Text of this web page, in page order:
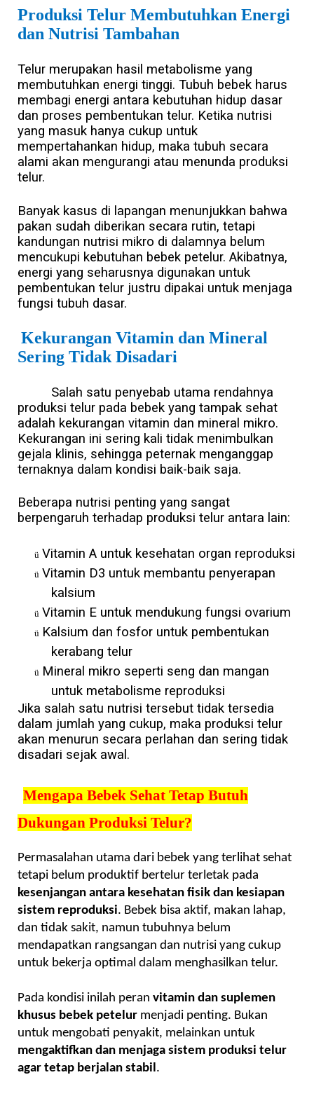
Produksi Telur Membutuhkan Energi
dan Nutrisi Tambahan
Telur merupakan hasil metabolisme yang
membutuhkan energi tinggi. Tubuh bebek harus
membagi energi antara kebutuhan hidup dasar
dan proses pembentukan telur. Ketika nutrisi
yang masuk hanya cukup untuk
mempertahankan hidup, maka tubuh secara
alami akan mengurangi atau menunda produksi
telur.
Banyak kasus di lapangan menunjukkan bahwa
pakan sudah diberikan secara rutin, tetapi
kandungan nutrisi mikro di dalamnya belum
mencukupi kebutuhan bebek petelur. Akibatnya,
energi yang seharusnya digunakan untuk
pembentukan telur justru dipakai untuk menjaga
fungsi tubuh dasar.
Kekurangan Vitamin dan Mineral
Sering Tidak Disadari
Salah satu penyebab utama rendahnya
produksi telur pada bebek yang tampak sehat
adalah kekurangan vitamin dan mineral mikro.
Kekurangan ini sering kali tidak menimbulkan
gejala klinis, sehingga peternak menganggap
ternaknya dalam kondisi baik-baik saja.
Beberapa nutrisi penting yang sangat
berpengaruh terhadap produksi telur antara lain:
ü Vitamin A untuk kesehatan organ reproduksi
ü Vitamin D3 untuk membantu penyerapan
kalsium
ü Vitamin E untuk mendukung fungsi ovarium
ü Kalsium dan fosfor untuk pembentukan
kerabang telur
ü Mineral mikro seperti seng dan mangan
untuk metabolisme reproduksi
Jika salah satu nutrisi tersebut tidak tersedia
dalam jumlah yang cukup, maka produksi telur
akan menurun secara perlahan dan sering tidak
disadari sejak awal.
Mengapa Bebek Sehat Tetap Butuh
Dukungan Produksi Telur?
Permasalahan utama dari bebek yang terlihat sehat
tetapi belum produktif bertelur terletak pada
kesenjangan antara kesehatan fisik dan kesiapan
sistem reproduksi. Bebek bisa aktif, makan lahap,
dan tidak sakit, namun tubuhnya belum
mendapatkan rangsangan dan nutrisi yang cukup
untuk bekerja optimal dalam menghasilkan telur.
Pada kondisi inilah peran vitamin dan suplemen
khusus bebek petelur menjadi penting. Bukan
untuk mengobati penyakit, melainkan untuk
mengaktifkan dan menjaga sistem produksi telur
agar tetap berjalan stabil.